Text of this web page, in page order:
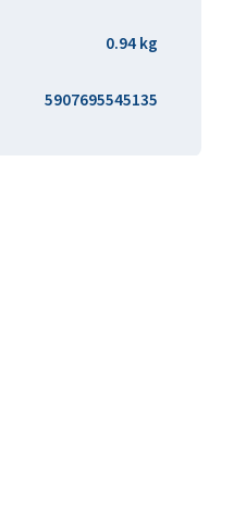
0.94 kg
5907695545135